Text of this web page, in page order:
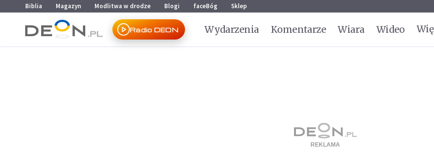
Przejdź do menu głównego
Przejdź do treści
Biblia Magazyn Modlitwa w drodze Blogi faceBóg Sklep
Radio DEON Wydarzenia Komentarze Wiara Wideo